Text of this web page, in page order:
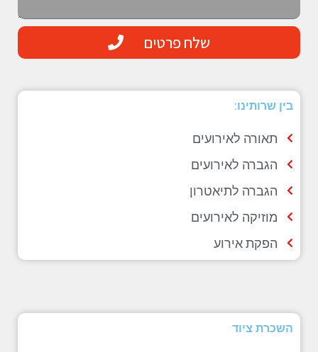
שלח פרטים
בין שרותינו:
תאורה לאירועים
הגברה לאירועים
הגברה לתיאטרון
מוזיקה לאירועים
הפקת אירוע
השכרת ציוד